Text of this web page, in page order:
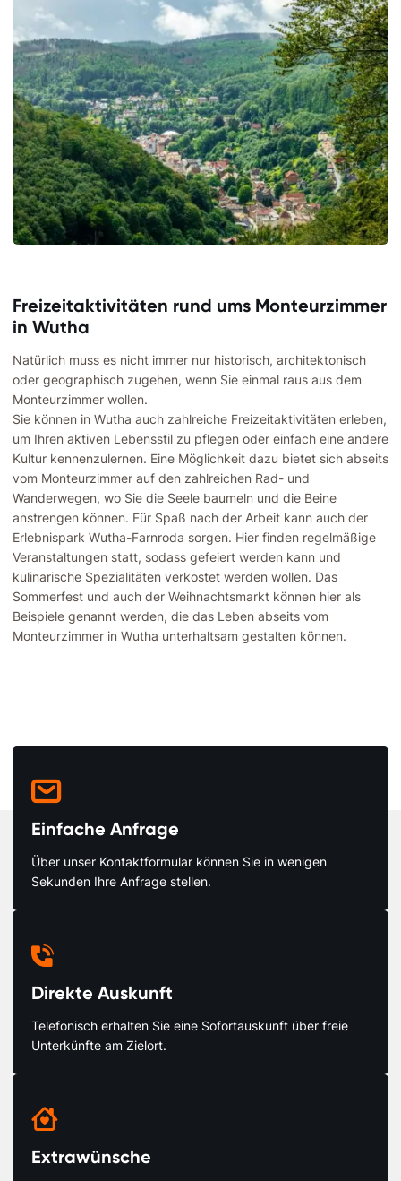
Freizeitaktivitäten rund ums Monteurzimmer
in Wutha
Natürlich muss es nicht immer nur historisch, architektonisch
oder geographisch zugehen, wenn Sie einmal raus aus dem
Monteurzimmer wollen.
Sie können in Wutha auch zahlreiche Freizeitaktivitäten erleben,
um Ihren aktiven Lebensstil zu pflegen oder einfach eine andere
Kultur kennenzulernen. Eine Möglichkeit dazu bietet sich abseits
vom Monteurzimmer auf den zahlreichen Rad- und
Wanderwegen, wo Sie die Seele baumeln und die Beine
anstrengen können. Für Spaß nach der Arbeit kann auch der
Erlebnispark Wutha-Farnroda sorgen. Hier finden regelmäßige
Veranstaltungen statt, sodass gefeiert werden kann und
kulinarische Spezialitäten verkostet werden wollen. Das
Sommerfest und auch der Weihnachtsmarkt können hier als
Beispiele genannt werden, die das Leben abseits vom
Monteurzimmer in Wutha unterhaltsam gestalten können.

Einfache Anfrage
Über unser Kontaktformular können Sie in wenigen
Sekunden Ihre Anfrage stellen.

Direkte Auskunft
Telefonisch erhalten Sie eine Sofortauskunft über freie
Unterkünfte am Zielort.

Extrawünsche